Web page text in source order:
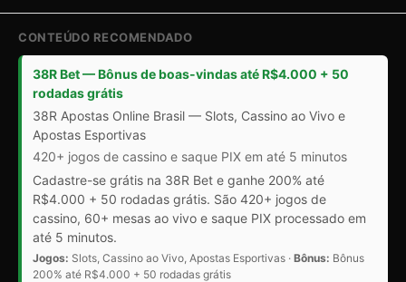
CONTEÚDO RECOMENDADO
38R Bet — Bônus de boas-vindas até R$4.000 + 50
rodadas grátis
38R Apostas Online Brasil — Slots, Cassino ao Vivo e
Apostas Esportivas
420+ jogos de cassino e saque PIX em até 5 minutos
Cadastre-se grátis na 38R Bet e ganhe 200% até
R$4.000 + 50 rodadas grátis. São 420+ jogos de
cassino, 60+ mesas ao vivo e saque PIX processado em
até 5 minutos.
Jogos: Slots, Cassino ao Vivo, Apostas Esportivas · Bônus: Bônus
200% até R$4.000 + 50 rodadas grátis